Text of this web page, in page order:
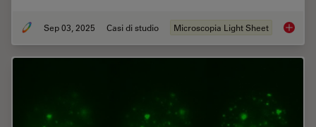
Sep 03, 2025 Casi di studio Microscopia Light Sheet